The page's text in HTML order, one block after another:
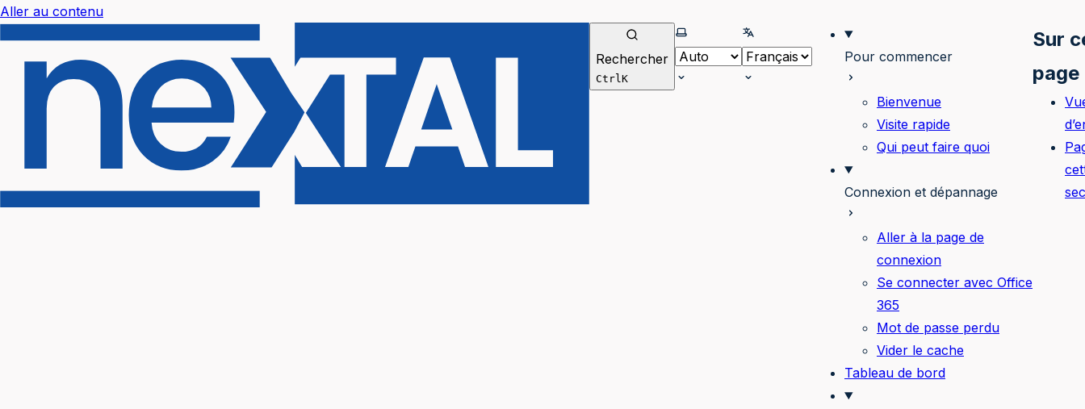
Aller au contenu
Rechercher
CtrlK
Selectionner le thèmeSelectionner la langue
Pour commencer
Bienvenue
Visite rapide
Qui peut faire quoi
Connexion et dépannage
Aller à la page de
connexion
Se connecter avec Office
365
Mot de passe perdu
Vider le cache
Tableau de bord
Sur
page